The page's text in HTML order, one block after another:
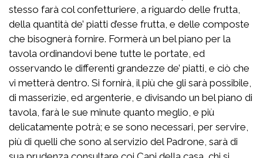
stesso farà col confetturiere, a riguardo delle frutta,
della quantità de’ piatti d’esse frutta, e delle composte
che bisognerà fornire. Formerà un bel piano per la
tavola ordinandovi bene tutte le portate, ed
osservando le differenti grandezze de’ piatti, e ciò che
vi metterà dentro. Si fornirà, il più che gli sarà possibile,
di masserizie, ed argenterie, e divisando un bel piano di
tavola, farà le sue minute quanto meglio, e più
delicatamente potrà; e se sono necessari, per servire,
più di quelli che sono al servizio del Padrone, sarà di